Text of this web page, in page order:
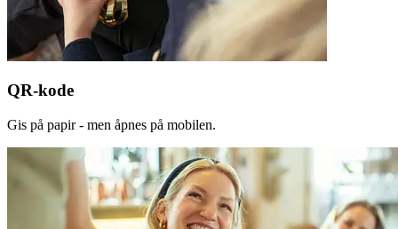
QR-kode
Gis på papir - men åpnes på mobilen.